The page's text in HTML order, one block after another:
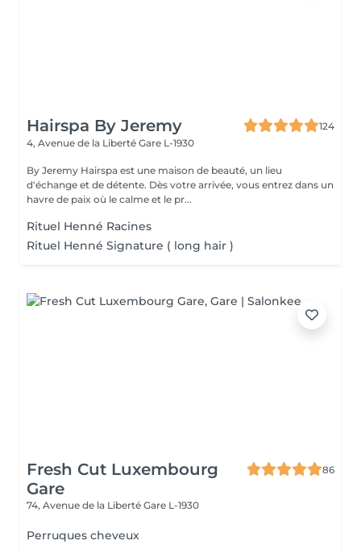
Hairspa By Jeremy
124
4, Avenue de la Liberté Gare L-1930
By Jeremy Hairspa est une maison de beauté, un lieu
d'échange et de détente. Dès votre arrivée, vous entrez dans un
havre de paix où le calme et le pr...
Rituel Henné Racines
Rituel Henné Signature ( long hair )
Fresh Cut Luxembourg
Gare
86
74, Avenue de la Liberté Gare L-1930
Perruques cheveux